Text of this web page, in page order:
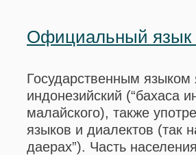
Официальный язык
Государственным языком
индонезийский (“бахаса
малайского), также
языков и диалектов (так
даерах”). Часть